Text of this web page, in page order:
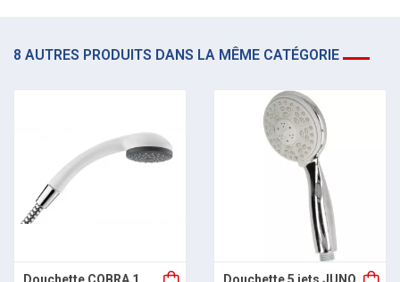
8 AUTRES PRODUITS DANS LA MÊME CATÉGORIE
Douchette COBRA 1
Douchette 5 jets JUNO